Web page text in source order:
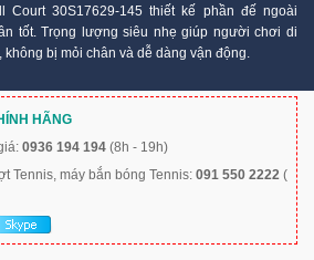
Court 30S17629-145 thiết kế phần đế ngoài
tốt. Trọng lượng siêu nhẹ giúp người chơi di
bị mỏi chân và dễ dàng vận động.
HÃNG
0936 194 194 (8h - 19h)
Tennis, máy bắn bóng Tennis: 091 550 2222 (